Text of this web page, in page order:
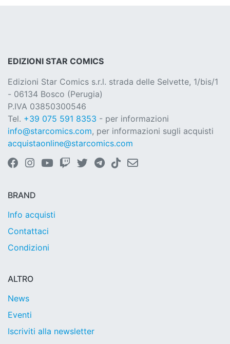
EDIZIONI STAR COMICS
Edizioni Star Comics s.r.l. strada delle Selvette, 1/bis/1
- 06134 Bosco (Perugia)
P.IVA 03850300546
Tel. +39 075 591 8353 - per informazioni
info@starcomics.com, per informazioni sugli acquisti
acquistaonline@starcomics.com
BRAND
Info acquisti
Contattaci
Condizioni
ALTRO
News
Eventi
Iscriviti alla newsletter